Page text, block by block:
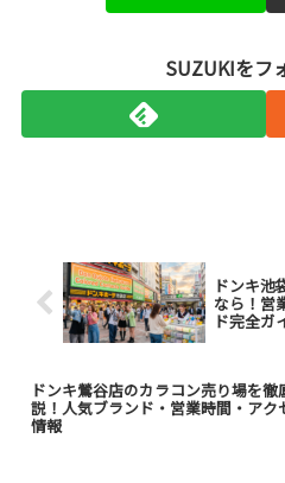
SUZUKIをフ
ドンキ池
なら！営
ド完全ガ
ドンキ鶯谷店のカラコン売り場を徹
説！人気ブランド・営業時間・アク
情報